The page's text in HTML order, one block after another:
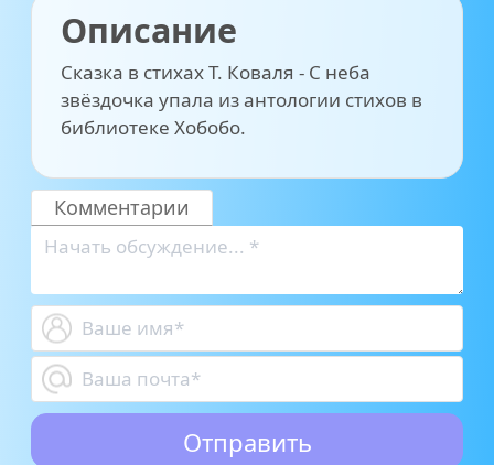
Описание
Сказка в стихах Т. Коваля - С неба
звёздочка упала из антологии стихов в
библиотеке Хобобо.
Комментарии